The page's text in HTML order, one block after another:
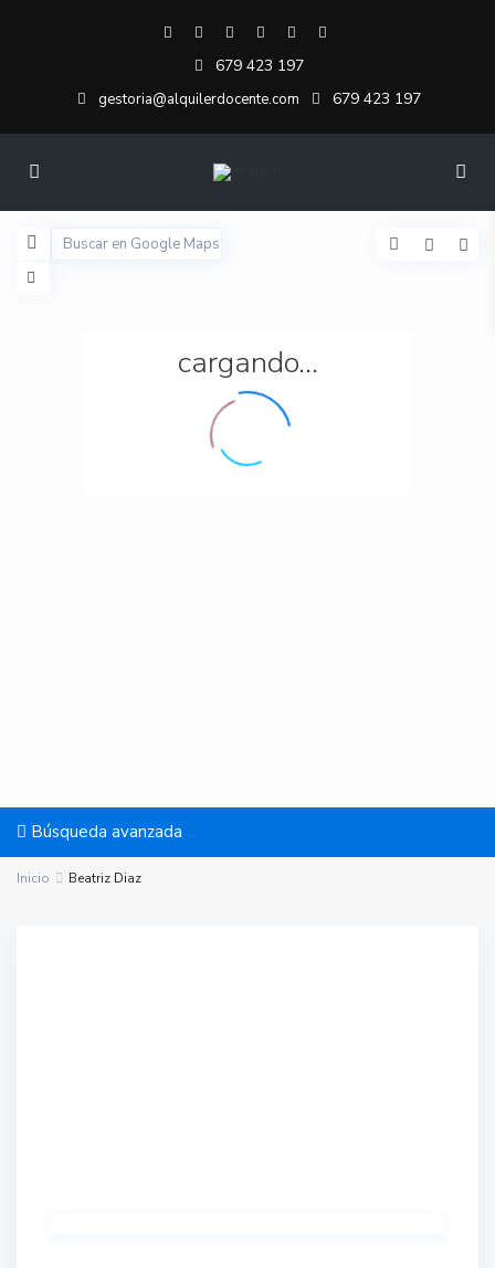
679 423 197
gestoria@alquilerdocente.com 679 423 197
cargando...
Búsqueda avanzada
Inicio Beatriz Diaz